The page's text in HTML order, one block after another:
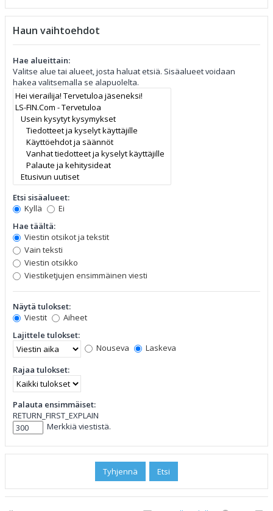
Haun vaihtoehdot
Hae alueittain:
Valitse alue tai alueet, josta haluat etsiä. Sisäalueet voidaan
hakea valitsemalla se alapuolelta.
Etsi sisäalueet:
Kyllä
Ei
Hae täältä:
Viestin otsikot ja tekstit
Vain teksti
Viestin otsikko
Viestiketjujen ensimmäinen viesti
Näytä tulokset:
Viestit
Aiheet
Lajittele tulokset:
Nouseva
Laskeva
Rajaa tulokset:
Palauta ensimmäiset:
RETURN_FIRST_EXPLAIN
Merkkiä viestistä.